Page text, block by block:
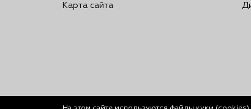
Карта сайта